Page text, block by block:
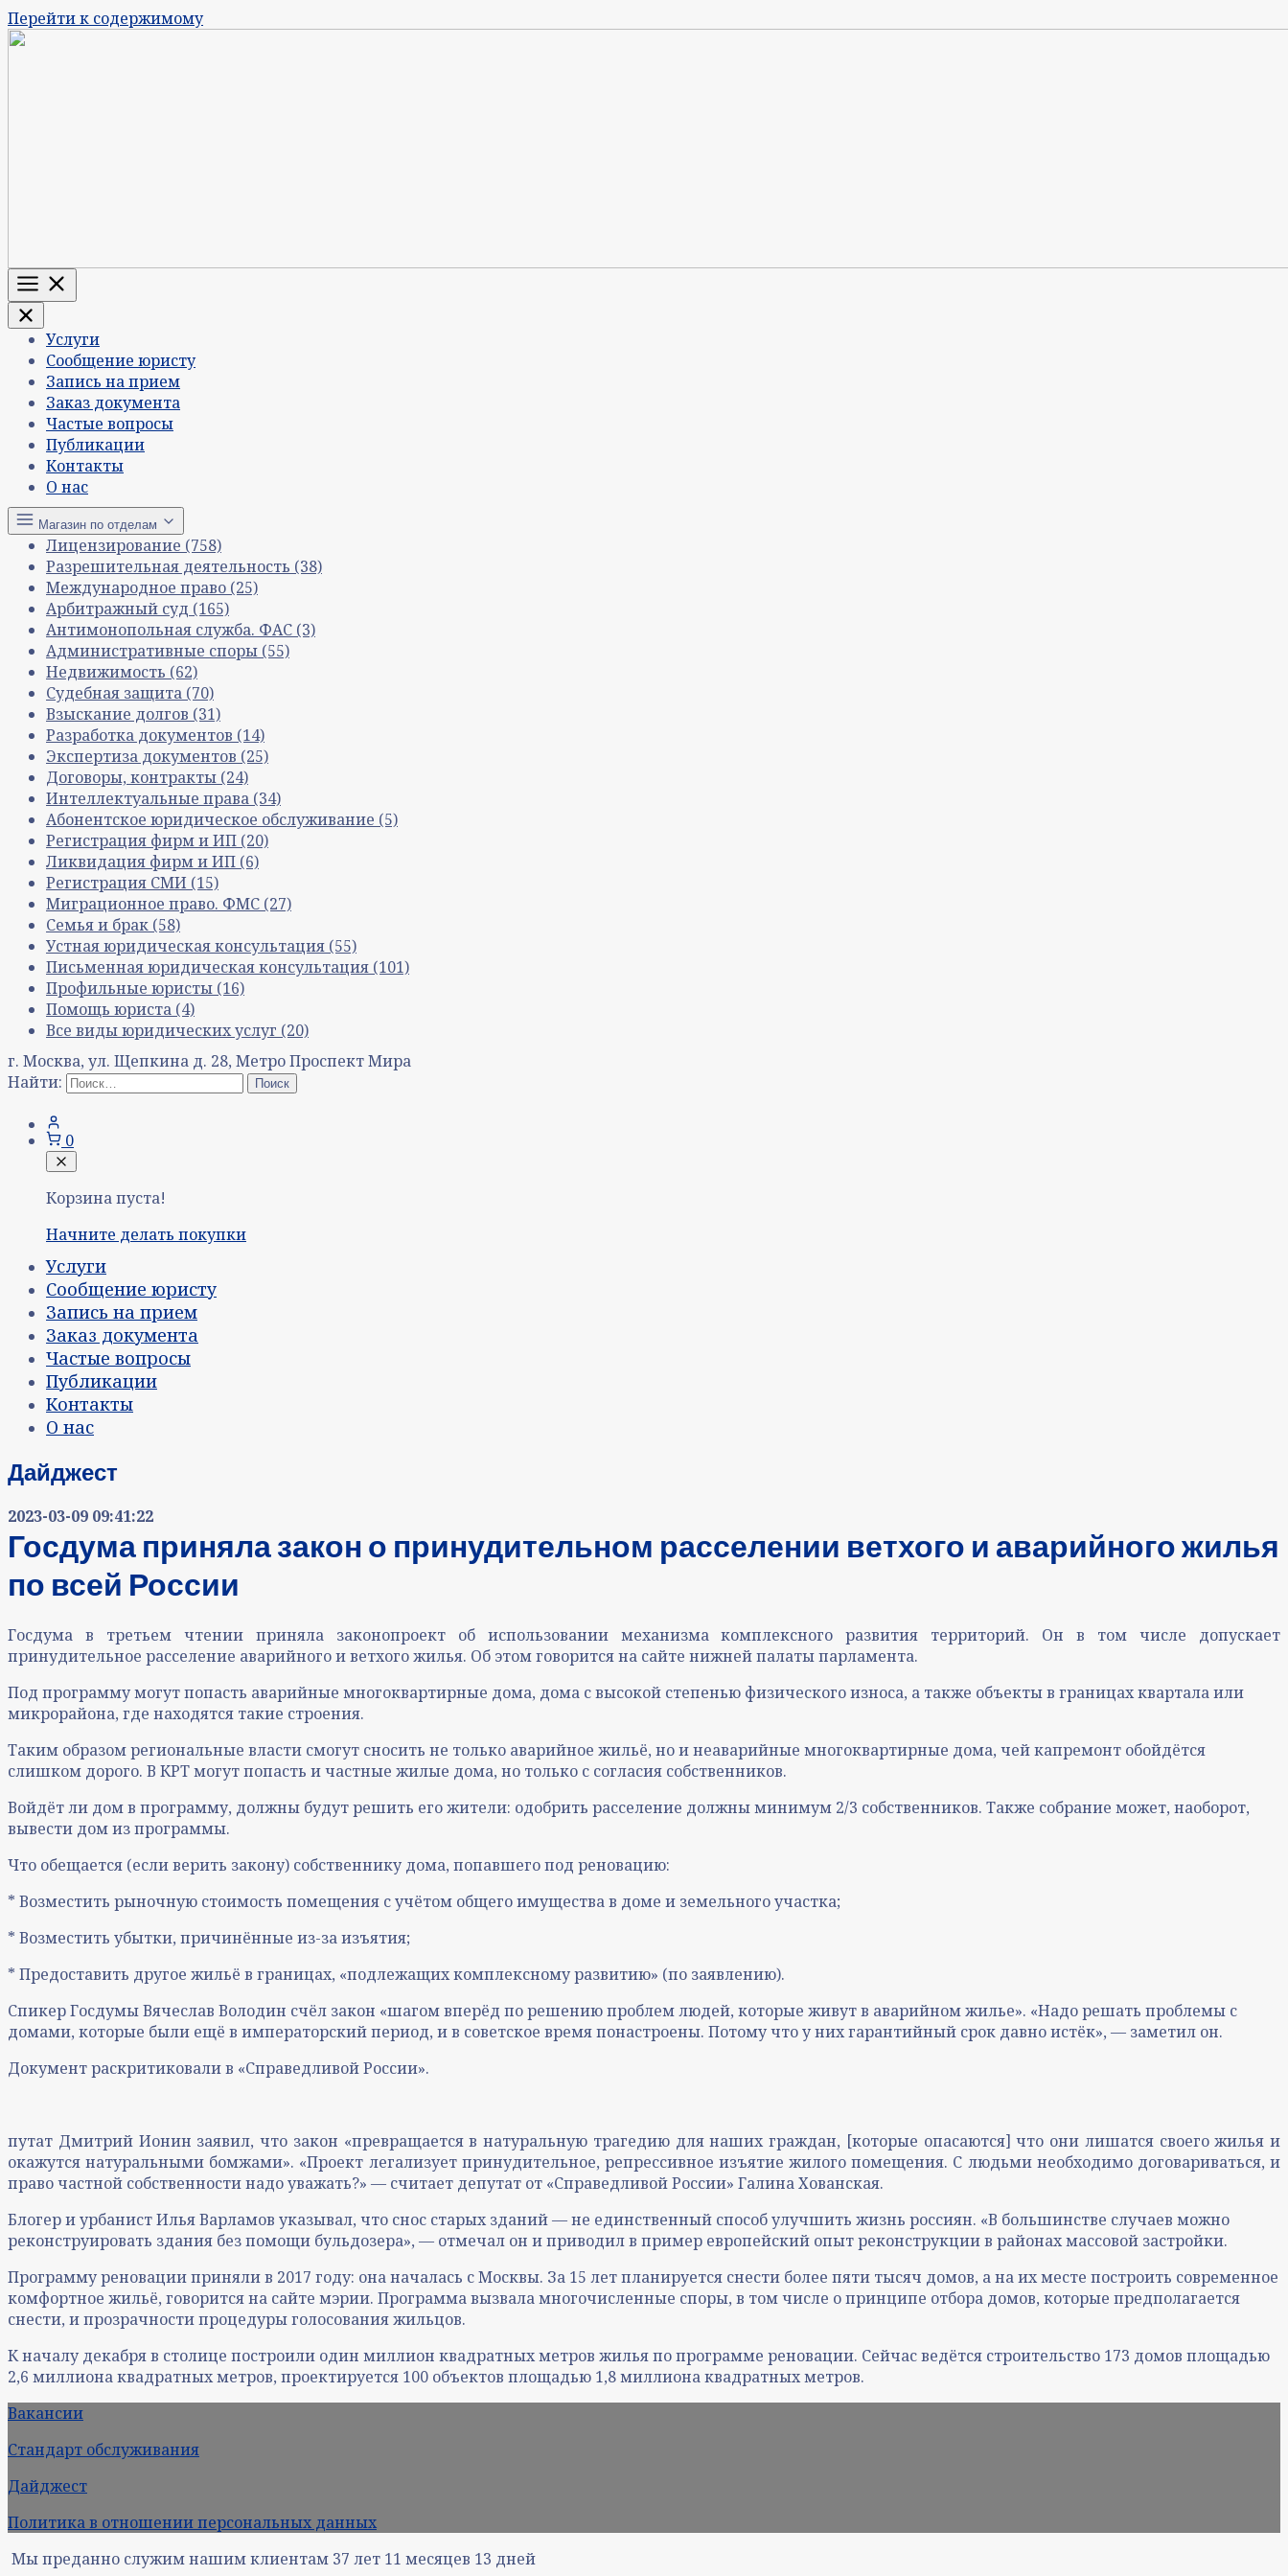
Перейти к содержимому
Меню
Услуги
Сообщение юристу
Запись на прием
Заказ документа
Частые вопросы
Публикации
Контакты
О нас
Магазин по отделам
Лицензирование (758)
Разрешительная деятельность (38)
Международное право (25)
Арбитражный суд (165)
Антимонопольная служба. ФАС (3)
Административные споры (55)
Недвижимость (62)
Судебная защита (70)
Взыскание долгов (31)
Разработка документов (14)
Экспертиза документов (25)
Договоры, контракты (24)
Интеллектуальные права (34)
Абонентское юридическое обслуживание (5)
Регистрация фирм и ИП (20)
Ликвидация фирм и ИП (6)
Регистрация СМИ (15)
Миграционное право. ФМС (27)
Семья и брак (58)
Устная юридическая консультация (55)
Письменная юридическая консультация (101)
Профильные юристы (16)
Помощь юриста (4)
Все виды юридических услуг (20)
г. Москва, ул. Щепкина д. 28, Метро Проспект Мира
Найти:
0
Корзина пуста!
Начните делать покупки
Услуги
Сообщение юристу
Запись на прием
Заказ документа
Частые вопросы
Публикации
Контакты
О нас
Дайджест
2023-03-09 09:41:22
Госдума приняла закон о принудительном расселении ветхого и аварийного жилья
по всей России
Госдума в третьем чтении приняла законопроект об использовании механизма комплексного развития территорий. Он в том числе допускает
принудительное расселение аварийного и ветхого жилья. Об этом говорится на сайте нижней палаты парламента.
Под программу могут попасть аварийные многоквартирные дома, дома с высокой степенью физического износа, а также объекты в границах квартала или
микрорайона, где находятся такие строения.
Таким образом региональные власти смогут сносить не только аварийное жильё, но и неаварийные многоквартирные дома, чей капремонт обойдётся
слишком дорого. В КРТ могут попасть и частные жилые дома, но только с согласия собственников.
Войдёт ли дом в программу, должны будут решить его жители: одобрить расселение должны минимум 2/3 собственников. Также собрание может, наоборот,
вывести дом из программы.
Что обещается (если верить закону) собственнику дома, попавшего под реновацию:
* Возместить рыночную стоимость помещения c учётом общего имущества в доме и земельного участка;
* Возместить убытки, причинённые из-за изъятия;
* Предоставить другое жильё в границах, «подлежащих комплексному развитию» (по заявлению).
Спикер Госдумы Вячеслав Володин счёл закон «шагом вперёд по решению проблем людей, которые живут в аварийном жилье». «Надо решать проблемы с
домами, которые были ещё в императорский период, и в советское время понастроены. Потому что у них гарантийный срок давно истёк», — заметил он.
Документ раскритиковали в «Справедливой России».
путат Дмитрий Ионин заявил, что закон «превращается в натуральную трагедию для наших граждан, [которые опасаются] что они лишатся своего жилья и
окажутся натуральными бомжами». «Проект легализует принудительное, репрессивное изъятие жилого помещения. С людьми необходимо договариваться, и
право частной собственности надо уважать?» — считает депутат от «Справедливой России» Галина Хованская.
Блогер и урбанист Илья Варламов указывал, что снос старых зданий — не единственный способ улучшить жизнь россиян. «В большинстве случаев можно
реконструировать здания без помощи бульдозера», — отмечал он и приводил в пример европейский опыт реконструкции в районах массовой застройки.
Программу реновации приняли в 2017 году: она началась с Москвы. За 15 лет планируется снести более пяти тысяч домов, а на их месте построить современное
комфортное жильё, говорится на сайте мэрии. Программа вызвала многочисленные споры, в том числе о принципе отбора домов, которые предполагается
снести, и прозрачности процедуры голосования жильцов.
К началу декабря в столице построили один миллион квадратных метров жилья по программе реновации. Сейчас ведётся строительство 173 домов площадью
2,6 миллиона квадратных метров, проектируется 100 объектов площадью 1,8 миллиона квадратных метров.
Вакансии
Стандарт обслуживания
Дайджест
Политика в отношении персональных данных
Мы преданно служим нашим клиентам 37 лет 11 месяцев 13 дней